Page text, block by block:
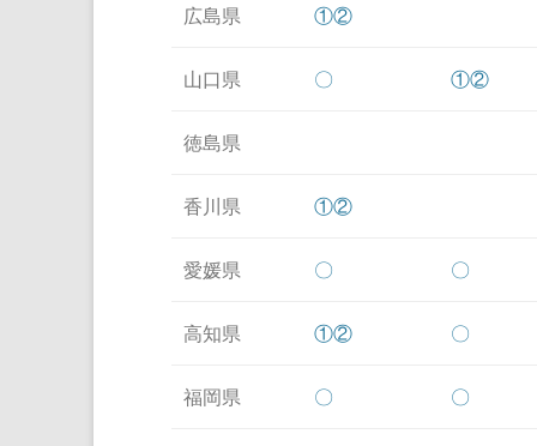
広島県 ①②
山口県 〇 ①②
徳島県
香川県 ①②
愛媛県 〇 〇
高知県 ①② 〇
福岡県 〇 〇